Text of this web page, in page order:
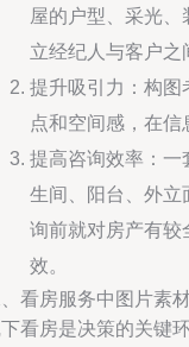
屋的户型、采光
立经纪人与客户之
提升吸引力：构图
点和空间感，在
提高咨询效率：一
生间、阳台、外立
询前就对房产有较
效。
看房服务中图片素
看房是决策的关键